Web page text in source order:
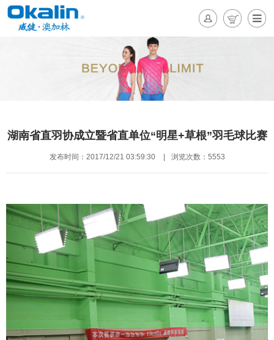
湖南省直羽协成立暨省直单位“明星+草根”羽毛球比赛
发布时间：2017/12/21 03:59:30 浏览次数：5553